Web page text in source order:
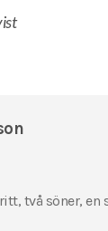
två söner, en